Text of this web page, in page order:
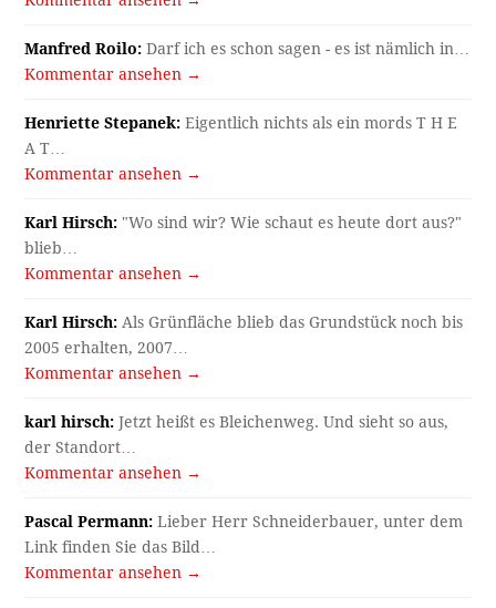
Manfred Roilo: Darf ich es schon sagen - es ist nämlich in…
Kommentar ansehen →
Henriette Stepanek: Eigentlich nichts als ein mords T H E
A T…
Kommentar ansehen →
Karl Hirsch: "Wo sind wir? Wie schaut es heute dort aus?"
blieb…
Kommentar ansehen →
Karl Hirsch: Als Grünfläche blieb das Grundstück noch bis
2005 erhalten, 2007…
Kommentar ansehen →
karl hirsch: Jetzt heißt es Bleichenweg. Und sieht so aus,
der Standort…
Kommentar ansehen →
Pascal Permann: Lieber Herr Schneiderbauer, unter dem
Link finden Sie das Bild…
Kommentar ansehen →